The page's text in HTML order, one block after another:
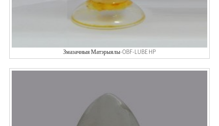
Змазачныя Матэрыялы-OBF-LUBE HP